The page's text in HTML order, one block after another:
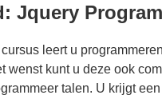
Jquery
leert u
wenst kunt u deze ook
talen. U krijgt